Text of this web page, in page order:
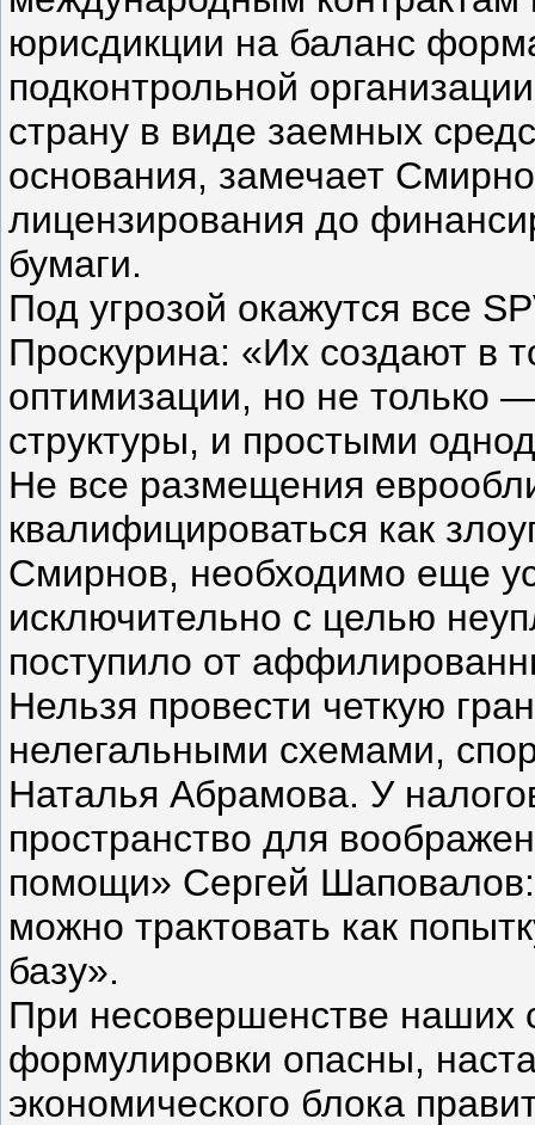
юрисдикции на баланс
подконтрольной
страну в виде заемных
основания, замечает
лицензирования до
бумаги.
Под угрозой окажутся все
Проскурина: «Их создают в
оптимизации, но не только
структуры, и простыми
Не все размещения
квалифицироваться как
Смирнов, необходимо еще
исключительно с целью
поступило от
Нельзя провести четкую
нелегальными схемами,
Наталья Абрамова. У
пространство для
помощи» Сергей
можно трактовать как
базу».
При несовершенстве
формулировки опасны,
экономического блока